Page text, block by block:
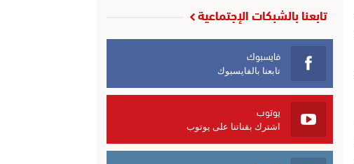
تابعنا بالشبكات الإجتماعية
فايسبوك
تابعنا بالفايسبوك
يوتوب
اشترك بقناتنا على يوتوب